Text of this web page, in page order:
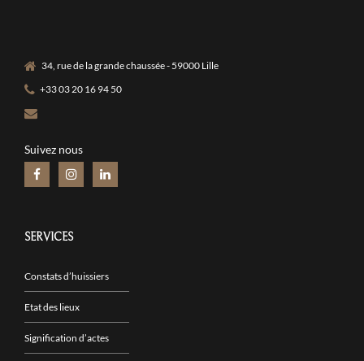
34, rue de la grande chaussée - 59000 Lille
+33 03 20 16 94 50
Suivez nous
SERVICES
Constats d’huissiers
Etat des lieux
Signification d’actes